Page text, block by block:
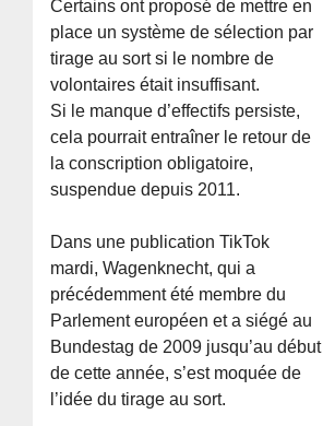
Certains ont proposé de mettre en
place un système de sélection par
tirage au sort si le nombre de
volontaires était insuffisant.
Si le manque d’effectifs persiste,
cela pourrait entraîner le retour de
la conscription obligatoire,
suspendue depuis 2011.
Dans une publication TikTok
mardi, Wagenknecht, qui a
précédemment été membre du
Parlement européen et a siégé au
Bundestag de 2009 jusqu’au début
de cette année, s’est moquée de
l’idée du tirage au sort.